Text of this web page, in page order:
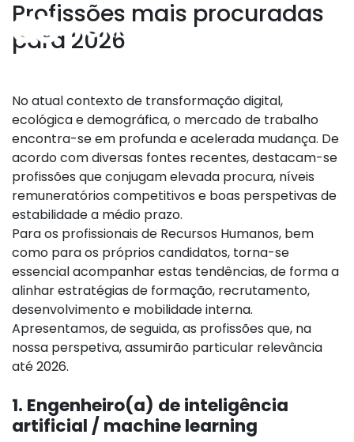
Profissões mais procuradas
para 2026
No atual contexto de transformação digital,
ecológica e demográfica, o mercado de trabalho
encontra-se em profunda e acelerada mudança. De
acordo com diversas fontes recentes, destacam-se
profissões que conjugam elevada procura, níveis
remuneratórios competitivos e boas perspetivas de
estabilidade a médio prazo.
Para os profissionais de Recursos Humanos, bem
como para os próprios candidatos, torna-se
essencial acompanhar estas tendências, de forma a
alinhar estratégias de formação, recrutamento,
desenvolvimento e mobilidade interna.
Apresentamos, de seguida, as profissões que, na
nossa perspetiva, assumirão particular relevância
até 2026.
1. Engenheiro(a) de inteligência
artificial / machine learning